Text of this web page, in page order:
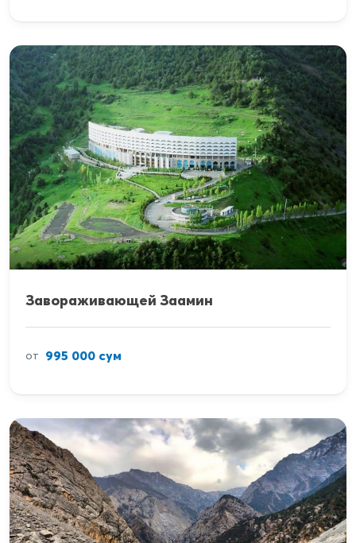
Завораживающей Заамин
от 995 000 сум